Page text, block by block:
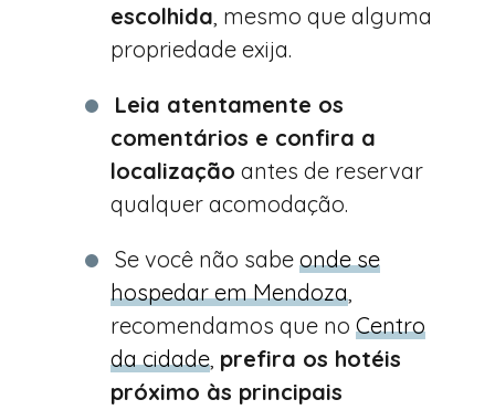
escolhida , mesmo que alguma
propriedade exija.
Leia atentamente os
comentários e confira a
localização antes de reservar
qualquer acomodação.
Se você não sabe onde se
hospedar em Mendoza
recomendamos que no Centro
da cidade prefira os hotéis
próximo às principais